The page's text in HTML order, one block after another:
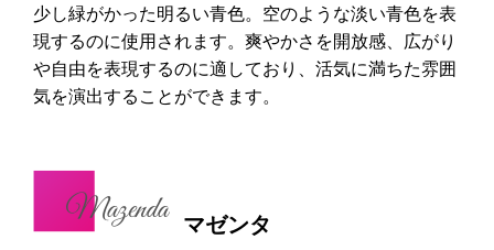
少し緑がかった明るい青色。空のような淡い青色を表
現するのに使用されます。爽やかさを開放感、広がり
や自由を表現するのに適しており、活気に満ちた雰囲
気を演出することができます。
マゼンタ